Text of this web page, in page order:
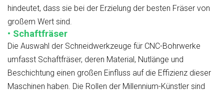
hindeutet, dass sie bei der Erzielung der besten Fräser von
großem Wert sind.
• Schaftfräser
Die Auswahl der Schneidwerkzeuge für CNC-Bohrwerke
umfasst Schaftfräser, deren Material, Nutlänge und
Beschichtung einen großen Einfluss auf die Effizienz dieser
Maschinen haben. Die Rollen der Millennium-Künstler sind